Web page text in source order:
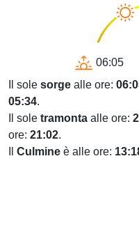
06:05
Il sole sorge alle ore:
05:34.
Il sole tramonta alle ore:
ore: 21:02.
Culmine è alle ore: